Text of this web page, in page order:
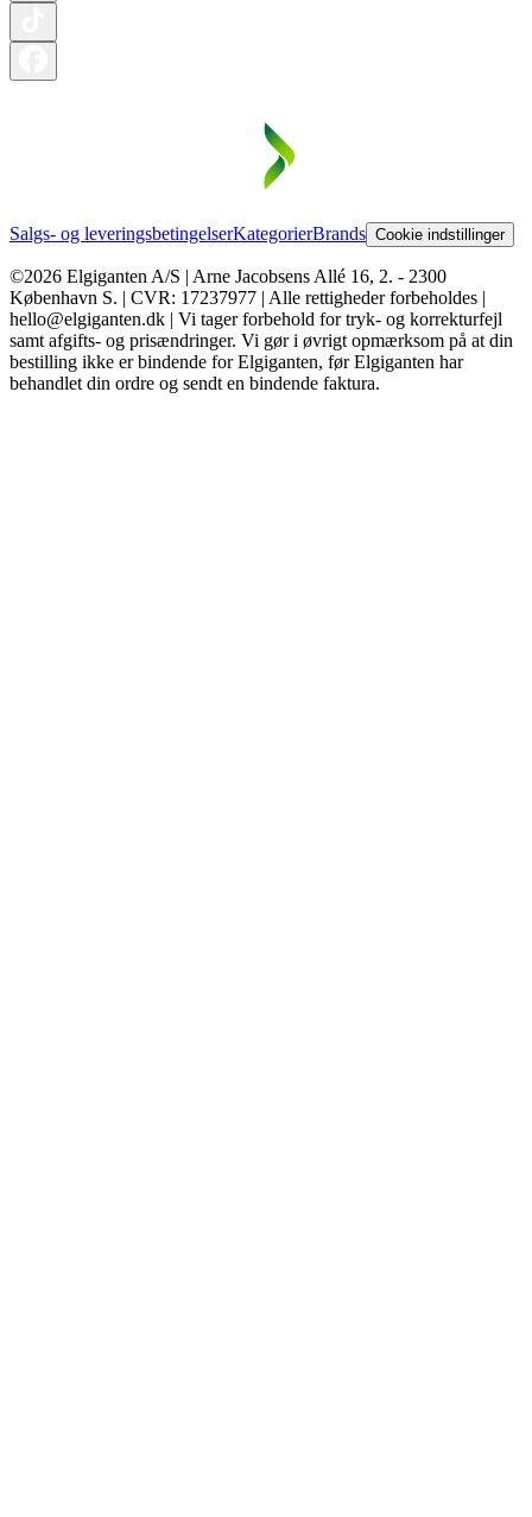
Salgs- og leveringsbetingelserKategorierBrands Cookie indstillinger
©2026 Elgiganten A/S | Arne Jacobsens Allé 16, 2. - 2300
København S. | CVR: 17237977 | Alle rettigheder forbeholdes |
hello@elgiganten.dk | Vi tager forbehold for tryk- og korrekturfejl
samt afgifts- og prisændringer. Vi gør i øvrigt opmærksom på at din
bestilling ikke er bindende for Elgiganten, før Elgiganten har
behandlet din ordre og sendt en bindende faktura.